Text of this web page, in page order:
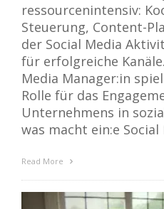
ressourcenintensiv:
Steuerung, Content-
der Social Media
für erfolgreiche
Media Manager:in
Rolle für das
Unternehmens in
was macht ein:e
Read More